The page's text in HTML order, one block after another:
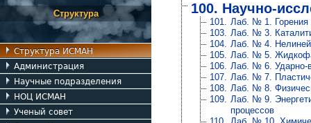
Структура
Структура ИСМАН
Администрация
Научные подразделения
НОЦ ИСМАН
Ученый совет
100. Научно-
101. Лаб. № 1. Горения
103. Лаб. № 3.
104. Лаб. № 4.
105. Лаб. № 5.
106. Лаб. № 6. Ударно-
107. Лаб. № 7.
108. Лаб. № 8.
109. Лаб. № 9.
процессов